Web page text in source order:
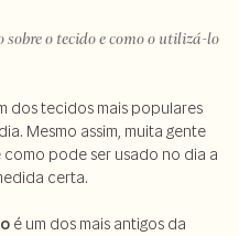
sobre o tecido e como o utilizá-lo
dos tecidos mais populares
Mesmo assim, muita gente
pode ser usado no dia a
certa.
é um dos mais antigos da